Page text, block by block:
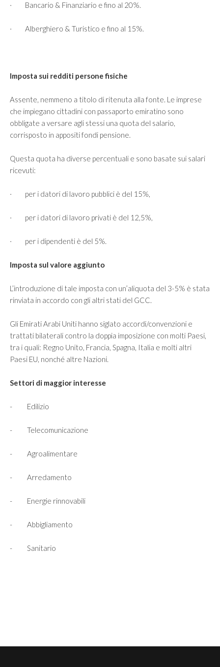
· Bancario & Finanziario e fino al 20%.
· Alberghiero & Turistico e fino al 15%.
Imposta sui redditi persone fisiche
Assente, nemmeno a titolo di ritenuta alla fonte. Le imprese
che impiegano cittadini con passaporto emiratino sono
obbligate a versare agli stessi una quota del salario,
corrisposto in appositi fondi pensione.
Questa quota ha diverse percentuali e sono basate sui salari
ricevuti:
· per i datori di lavoro pubblici è del 15%,
· per i datori di lavoro privati è del 12,5%,
· per i dipendenti è del 5%.
Imposta sul valore aggiunto
L’introduzione di tale imposta con un’aliquota del 3-5% è stata
rinviata in accordo con gli altri stati del GCC.
Gli Emirati Arabi Uniti hanno siglato accordi/convenzioni e
trattati bilaterali contro la doppia imposizione con molti Paesi,
tra i quali: Regno Unito, Francia, Spagna, Italia e molti altri
Paesi EU, nonché altre Nazioni.
Settori di maggior interesse
- Edilizio
- Telecomunicazione
- Agroalimentare
- Arredamento
- Energie rinnovabili
- Abbigliamento
- Sanitario